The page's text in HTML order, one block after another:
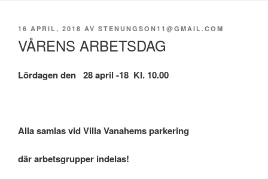
PUBLICERAT
16 APRIL, 2018 AV STENUNGSON11@GMAIL.COM
VÅRENS ARBETSDAG
Lördagen den 28 april -18 Kl. 10.00
Alla samlas vid Villa Vanahems parkering
där arbetsgrupper indelas!